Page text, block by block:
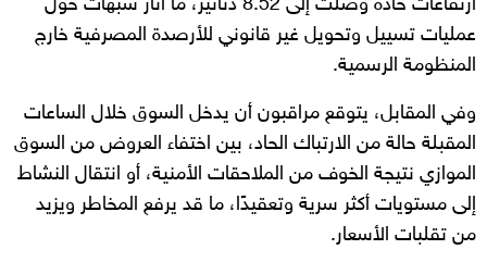
ارتفاعات حادة وصلت إلى 8.52 دنانير، ما أثار شبهات حول
عمليات تسييل وتحويل غير قانوني للأرصدة المصرفية خارج
المنظومة الرسمية.
وفي المقابل، يتوقع مراقبون أن يدخل السوق خلال الساعات
المقبلة حالة من الارتباك الحاد، بين اختفاء العروض من السوق
الموازي نتيجة الخوف من الملاحقات الأمنية، أو انتقال النشاط
إلى مستويات أكثر سرية وتعقيدًا، ما قد يرفع المخاطر ويزيد
من تقلبات الأسعار.